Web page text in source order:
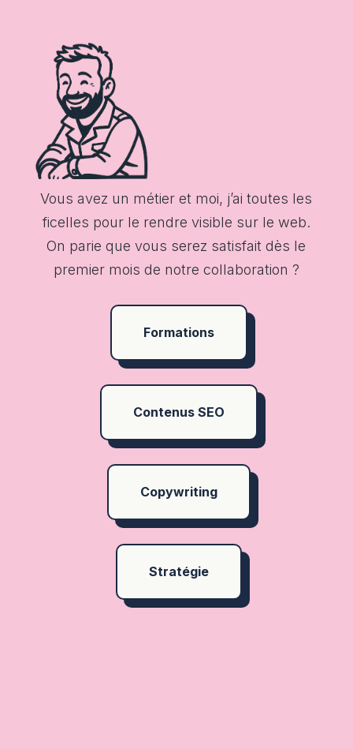
Vous avez un métier et moi, j’ai toutes les
ficelles pour le rendre visible sur le web.
On parie que vous serez satisfait dès le
premier mois de notre collaboration ?
Formations
Contenus SEO
Copywriting
Stratégie